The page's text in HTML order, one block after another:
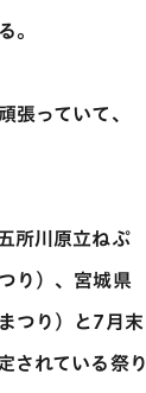
。
張っていて、
所川原立ねぷ
り）、宮城県
つり）と7月末
されている祭り